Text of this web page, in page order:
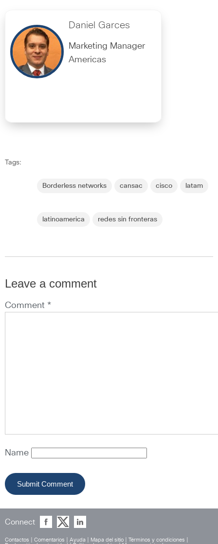
Daniel Garces
Marketing Manager
Americas
Tags:
Borderless networks cansac cisco latam
latinoamerica redes sin fronteras
Leave a comment
Comment *
Name
Connect
Contactos Comentarios Ayuda Mapa del sitio Términos y condiciones